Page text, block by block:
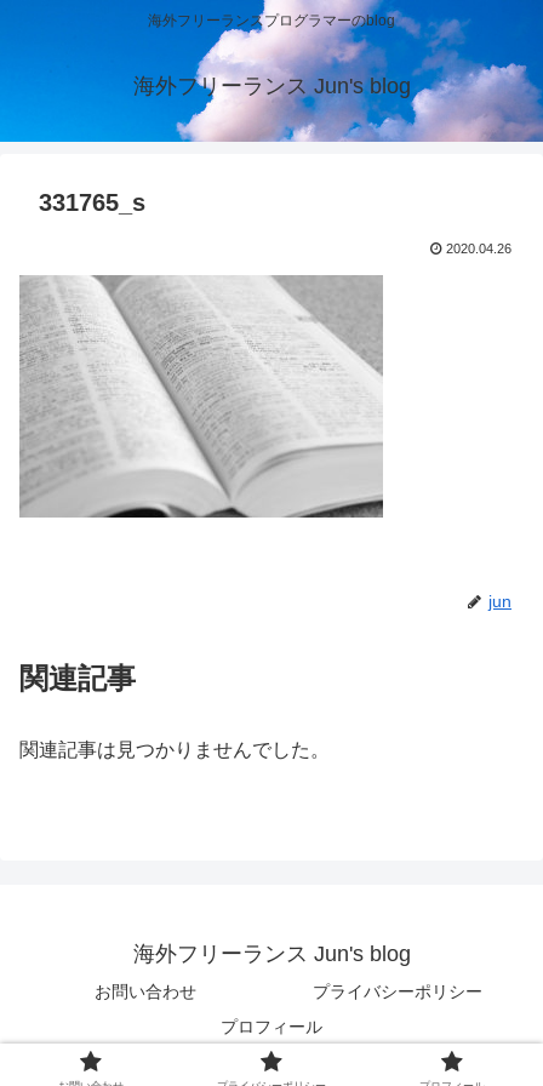
海外フリーランスプログラマーのblog
海外フリーランス Jun's blog
331765_s
2020.04.26
jun
関連記事
関連記事は見つかりませんでした。
海外フリーランス Jun's blog
お問い合わせ
プライバシーポリシー
プロフィール
© 2018 海外フリーランス Jun's blog.